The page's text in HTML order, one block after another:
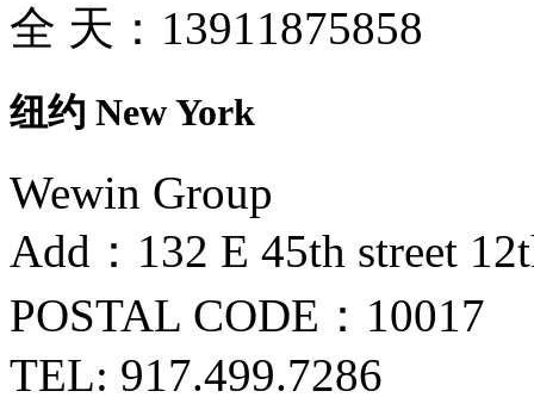
全 天： 13911875858
纽约 New York
Wewin Group
Add：132 E 45th street
POSTAL CODE：10017
TEL: 917.499.7286